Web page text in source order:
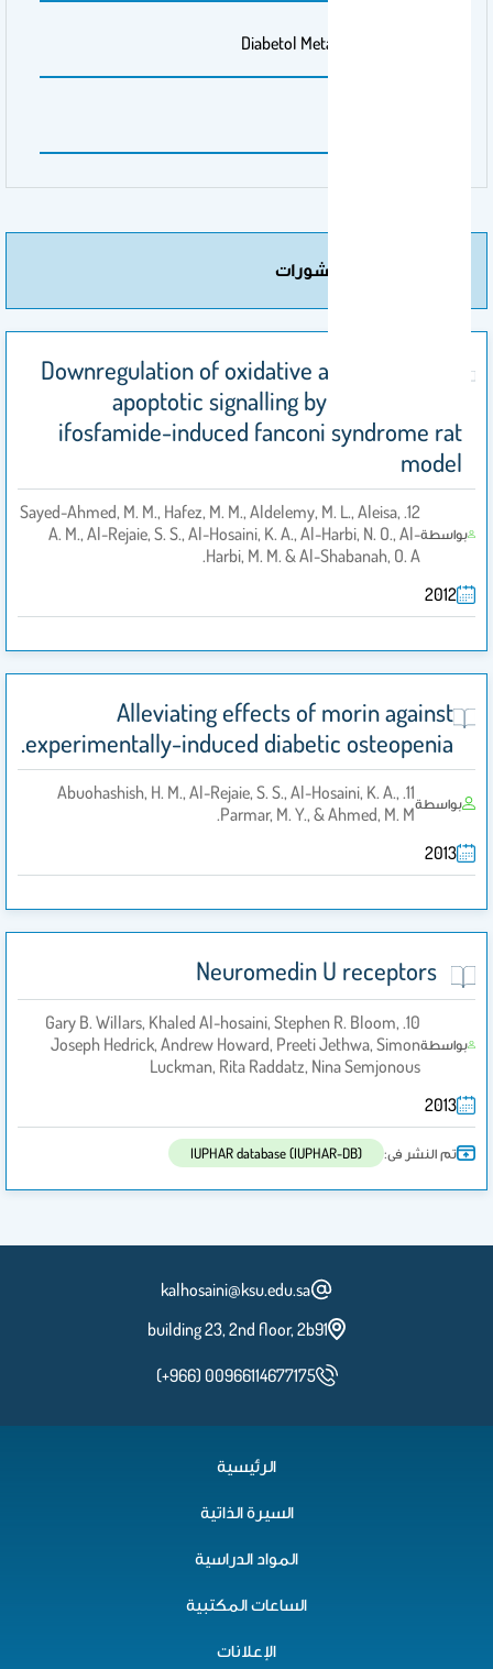
Diabetol Metabolism Syndrome
مزيد من المنشورات
Downregulation of oxidative and nitrosative
apoptotic signalling by L-carnitine in
ifosfamide-induced fanconi syndrome rat
model
بواسطة
12. Sayed-Ahmed, M. M., Hafez, M. M., Aldelemy, M. L., Aleisa,
A. M., Al-Rejaie, S. S., Al-Hosaini, K. A., Al-Harbi, N. O., Al-
Harbi, M. M. & Al-Shabanah, O. A.
2012
Alleviating effects of morin against
experimentally-induced diabetic osteopenia.
بواسطة
11. Abuohashish, H. M., Al-Rejaie, S. S., Al-Hosaini, K. A.,
Parmar, M. Y., & Ahmed, M. M.
2013
Neuromedin U receptors
بواسطة
10. Gary B. Willars, Khaled Al-hosaini, Stephen R. Bloom,
Joseph Hedrick, Andrew Howard, Preeti Jethwa, Simon
Luckman, Rita Raddatz, Nina Semjonous
2013
تم النشر فى: IUPHAR database (IUPHAR-DB)
kalhosaini@ksu.edu.sa
building 23, 2nd floor, 2b91
(+966) 00966114677175
الرئيسية
السيرة الذاتية
المواد الدراسية
الساعات المكتبية
الإعلانات